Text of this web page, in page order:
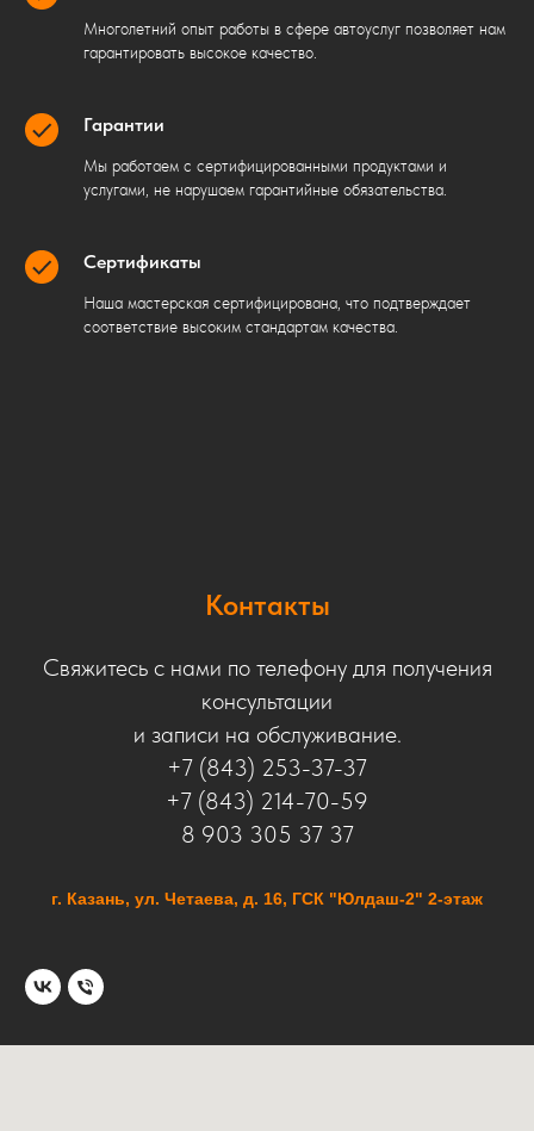
Многолетний опыт работы в сфере автоуслуг позволяет нам
гарантировать высокое качество.
Гарантии
Мы работаем с сертифицированными продуктами и
услугами, не нарушаем гарантийные обязательства.
Сертификаты
Наша мастерская сертифицирована, что подтверждает
соответствие высоким стандартам качества.
Контакты
Свяжитесь с нами по телефону для получения
консультации
и записи на обслуживание.
+7 (843) 253-37-37
+7 (843) 214-70-59
8 903 305 37 37
г. Казань, ул. Четаева, д. 16, ГСК "Юлдаш-2" 2-этаж